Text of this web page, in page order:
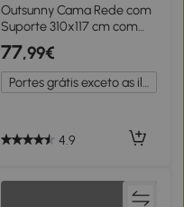
Outsunny Cama Rede com
Suporte 310x117 cm com
Bolsa de Transporte Altura
Ajustável Capacidade 120
kg para Campismo Laranja
77,99€
Portes grátis exceto as ilhas
4.9